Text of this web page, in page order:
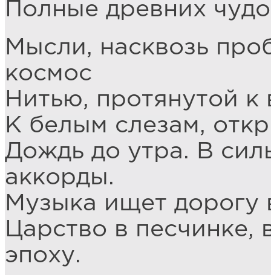
Полные древних
Мысли, насквозь
космос
Нитью, протянутой к
К белым слезам,
Дождь до утра. В
аккорды.
Музыка ищет дорогу
Царство в песчинке,
эпоху.